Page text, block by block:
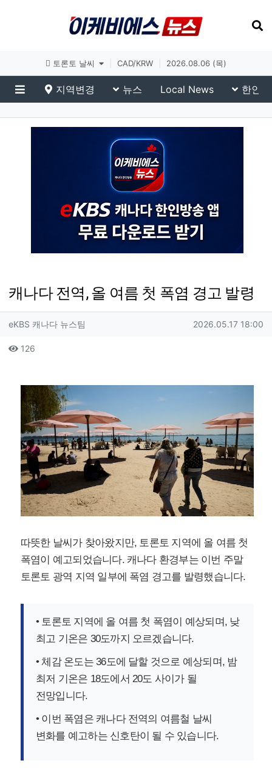
토론토 날씨 CAD/KRW 2026.08.06 (목)
메뉴
지역변경 뉴스 Local News 한인
eKBS News
캐나다 전역, 올 여름 첫 폭염 경고 발령
작성자 정보
eKBS 캐나다 뉴스팀 작성일
2026.05.17 18:00
컨텐츠 정보
126
따뜻한 날씨가 찾아왔지만, 토론토 지역에 올 여름 첫
폭염이 예고되었습니다. 캐나다 환경부는 이번 주말
토론토 광역 지역 일부에 폭염 경고를 발령했습니다.
• 토론토 지역에 올 여름 첫 폭염이 예상되며, 낮
최고 기온은 30도까지 오르겠습니다.
• 체감 온도는 36도에 달할 것으로 예상되며, 밤
최저 기온은 18도에서 20도 사이가 될
전망입니다.
• 이번 폭염은 캐나다 전역의 여름철 날씨
변화를 예고하는 신호탄이 될 수 있습니다.